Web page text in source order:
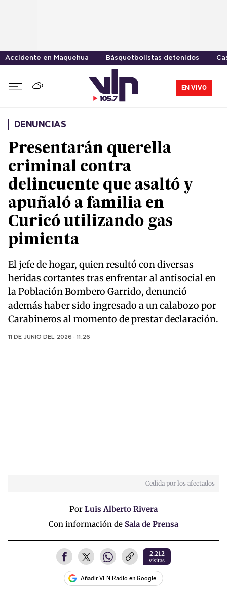
Accidente en Maquehua Básquetbolistas detenidos
EN VIVO
DENUNCIAS
Presentarán querella
criminal contra
delincuente que asaltó y
apuñaló a familia en
Curicó utilizando gas
pimienta
El jefe de hogar, quien resultó con diversas
heridas cortantes tras enfrentar al antisocial en
la Población Bombero Garrido, denunció
además haber sido ingresado a un calabozo por
Carabineros al momento de prestar declaración.
11 DE JUNIO DEL 2026 · 11:26
Cedida por los afectados
Por Luis Alberto Rivera
Con información de Sala de Prensa
2.212
visitas
Añadir VLN Radio en Google